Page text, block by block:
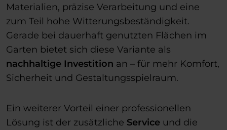
Materialien, präzise Verarbeitung und eine
zum Teil hohe Witterungsbeständigkeit.
Gerade bei dauerhaft genutzten Flächen im
Garten bietet sich diese Variante als
nachhaltige Investition an – für mehr Komfort,
Sicherheit und Gestaltungsspielraum.
Ein weiterer Vorteil einer professionellen
Lösung ist der zusätzliche Service und die